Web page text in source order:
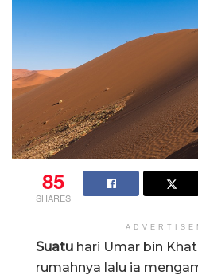
85
SHARES
Suatu hari Umar bin
rumahnya lalu ia